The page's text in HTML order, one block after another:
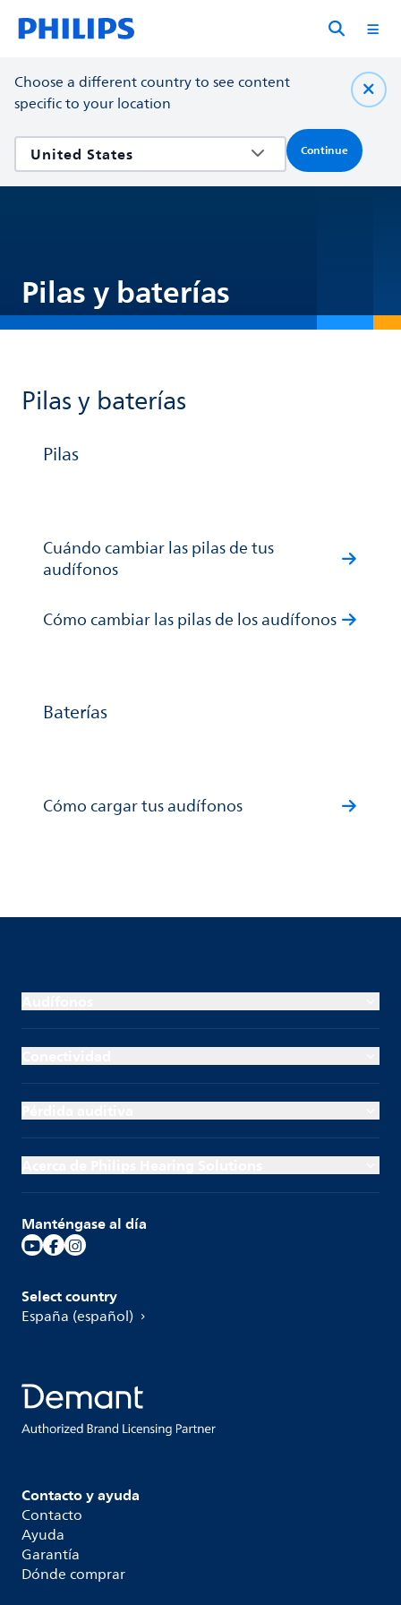
Choose a different country to see content
specific to your location
Continue
Pilas y baterías
Pilas y baterías
Pilas
Cuándo cambiar las pilas de tus
audífonos
Cómo cambiar las pilas de los audífonos
Baterías
Cómo cargar tus audífonos
Contacto y ayuda
Contacto
Ayuda
Garantía
Dónde comprar
Manténgase al día
Select country
España (español)